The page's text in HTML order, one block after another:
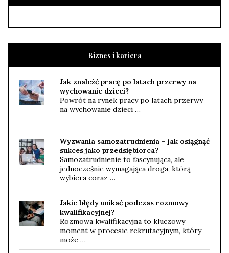
Biznes i kariera
Jak znaleźć pracę po latach przerwy na
wychowanie dzieci?
Powrót na rynek pracy po latach przerwy
na wychowanie dzieci …
Wyzwania samozatrudnienia – jak osiągnąć
sukces jako przedsiębiorca?
Samozatrudnienie to fascynująca, ale
jednocześnie wymagająca droga, którą
wybiera coraz …
Jakie błędy unikać podczas rozmowy
kwalifikacyjnej?
Rozmowa kwalifikacyjna to kluczowy
moment w procesie rekrutacyjnym, który
może …